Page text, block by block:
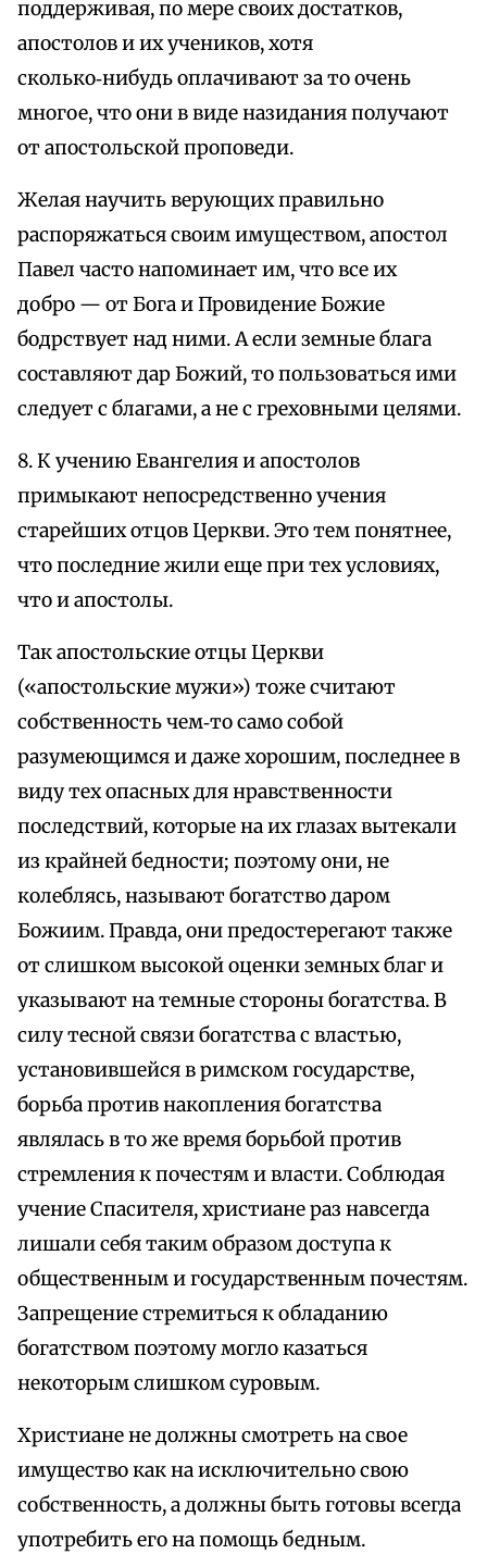
поддерживая, по мере своих достатков,
апостолов и их учеников, хотя
сколько‑нибудь оплачивают за то очень
многое, что они в виде назидания получают
от апостольской проповеди.
Желая научить верующих правильно
распоряжаться своим имуществом, апостол
Павел часто напоминает им, что все их
добро — от Бога и Провидение Божие
бодрствует над ними. А если земные блага
составляют дар Божий, то пользоваться ими
следует с благами, а не с греховными целями.
8. К учению Евангелия и апостолов
примыкают непосредственно учения
старейших отцов Церкви. Это тем понятнее,
что последние жили еще при тех условиях,
что и апостолы.
Так апостольские отцы Церкви
(«апостольские мужи») тоже считают
собственность чем‑то само собой
разумеющимся и даже хорошим, последнее в
виду тех опасных для нравственности
последствий, которые на их глазах вытекали
из крайней бедности; поэтому они, не
колеблясь, называют богатство даром
Божиим. Правда, они предостерегают также
от слишком высокой оценки земных благ и
указывают на темные стороны богатства. В
силу тесной связи богатства с властью,
установившейся в римском государстве,
борьба против накопления богатства
являлась в то же время борьбой против
стремления к почестям и власти. Соблюдая
учение Спасителя, христиане раз навсегда
лишали себя таким образом доступа к
общественным и государственным почестям.
Запрещение стремиться к обладанию
богатством поэтому могло казаться
некоторым слишком суровым.
Христиане не должны смотреть на свое
имущество как на исключительно свою
собственность, а должны быть готовы всегда
употребить его на помощь бедным.